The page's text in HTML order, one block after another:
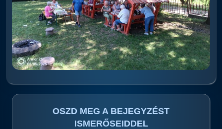
OSZD MEG A BEJEGYZÉST
ISMERŐSEIDDEL